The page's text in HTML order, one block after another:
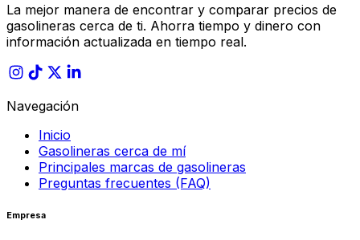
La mejor manera de encontrar y comparar precios de
gasolineras cerca de ti. Ahorra tiempo y dinero con
información actualizada en tiempo real.
Navegación
Inicio
Gasolineras cerca de mí
Principales marcas de gasolineras
Preguntas frecuentes (FAQ)
Empresa